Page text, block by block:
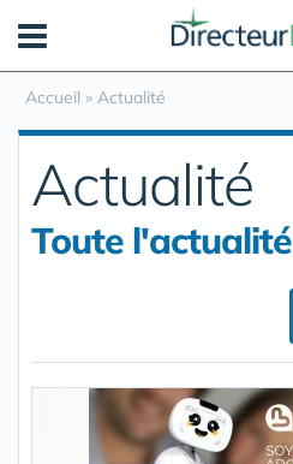
Accueil » Actualité
Actualité
Toute l'actualité
Panneau de gestion des cookies